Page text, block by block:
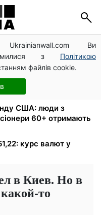
Ukrainianwall.com Ви
з Політикою
файлів cookie.
Мостепан:
нових рішень уже
суддів
США: люди з
60+ отримають
курс валют у
в Киев. Но в
то